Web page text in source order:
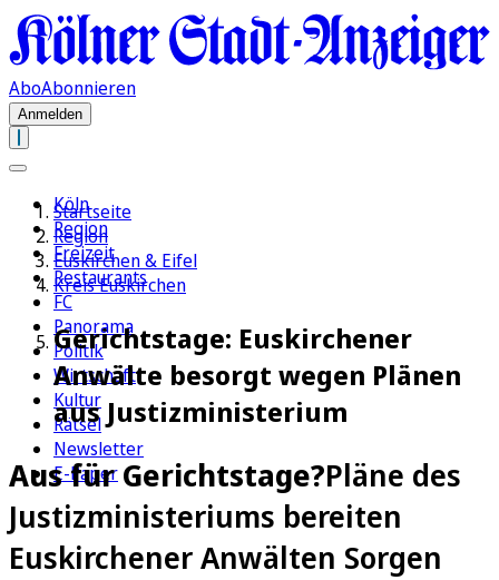
AboAbonnieren
Anmelden
Köln
Region
Freizeit
Restaurants
FC
Panorama
Politik
Wirtschaft
Kultur
Rätsel
Newsletter
E-Paper
Startseite
Region
Euskirchen & Eifel
Kreis Euskirchen
Gerichtstage: Euskirchener
Anwälte besorgt wegen Plänen
aus Justizministerium
Aus für Gerichtstage?Pläne des
Justizministeriums bereiten
Euskirchener Anwälten Sorgen